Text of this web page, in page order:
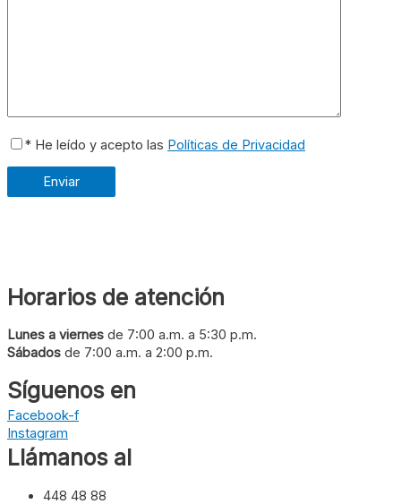
* He leído y acepto las Políticas de Privacidad
Horarios de atención
Lunes a viernes de 7:00 a.m. a 5:30 p.m.
Sábados de 7:00 a.m. a 2:00 p.m.
Síguenos en
Facebook-f
Instagram
Llámanos al
448 48 88